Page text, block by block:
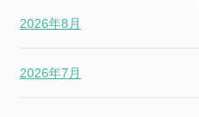
2026年8月
2026年7月